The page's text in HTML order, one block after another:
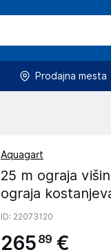
Prodajna mesta
Aquagart
25 m ograja
ograja
ID: 22073120
265 89 €